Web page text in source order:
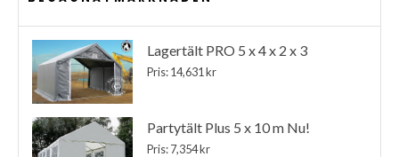
Lagertält PRO 5 x 4 x 2 x 3
Pris: 14,631 kr
Partytält Plus 5 x 10 m Nu!
Pris: 7,354 kr